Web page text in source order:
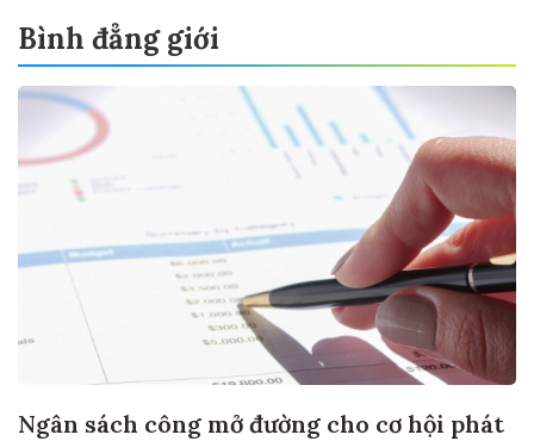
Bình đẳng giới
Ngân sách công mở đường cho cơ hội phát